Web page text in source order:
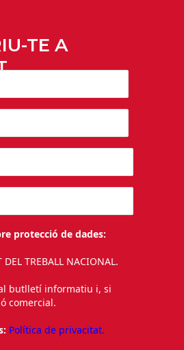
TE A
protecció de dades:
DEL TREBALL NACIONAL.
butlletí informatiu i, si
comercial.
Política de privacitat.